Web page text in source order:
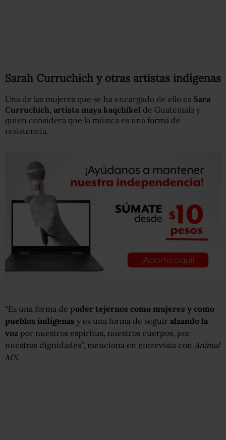
Sarah Curruchich y otras artistas indígenas
Una de las mujeres que se ha encargado de ello es Sara
Curruchich, artista maya kaqchikel de Guatemala y
quien considera que la música es una forma de
resistencia.
“Es una forma de poder tejernos como mujeres y como
pueblos indígenas y es una forma de seguir alzando la
voz por nuestros espíritus, nuestros cuerpos, por
nuestras dignidades”, menciona en entrevista con Animal
MX.